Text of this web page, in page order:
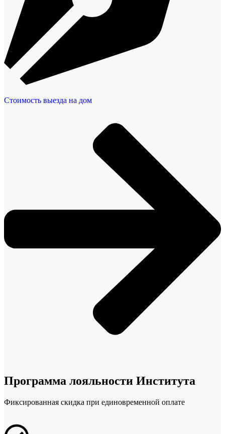
Стоимость выезда на дом
Программа лояльности Института
Фиксированная скидка при единовременной оплате